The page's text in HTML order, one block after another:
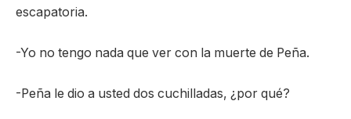
escapatoria.
-Yo no tengo nada que ver con la muerte de Peña.
-Peña le dio a usted dos cuchilladas, ¿por qué?